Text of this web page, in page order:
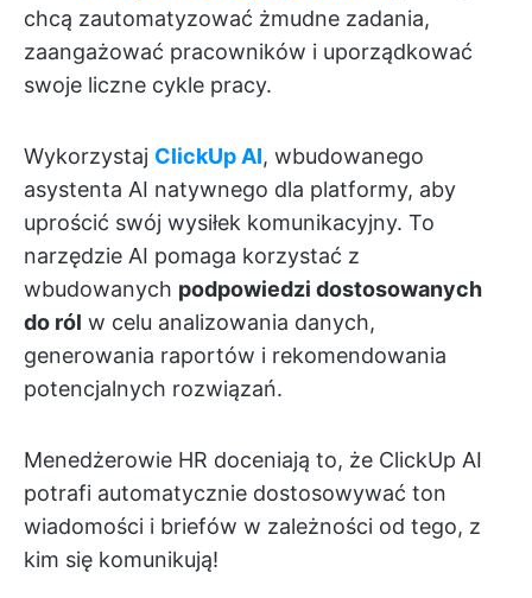
chcą zautomatyzować żmudne zadania,
zaangażować pracowników i uporządkować
swoje liczne cykle pracy.
Wykorzystaj ClickUp AI, wbudowanego
asystenta AI natywnego dla platformy, aby
uprościć swój wysiłek komunikacyjny. To
narzędzie AI pomaga korzystać z
wbudowanych podpowiedzi dostosowanych
do ról w celu analizowania danych,
generowania raportów i rekomendowania
potencjalnych rozwiązań.
Menedżerowie HR doceniają to, że ClickUp AI
potrafi automatycznie dostosowywać ton
wiadomości i briefów w zależności od tego, z
kim się komunikują!